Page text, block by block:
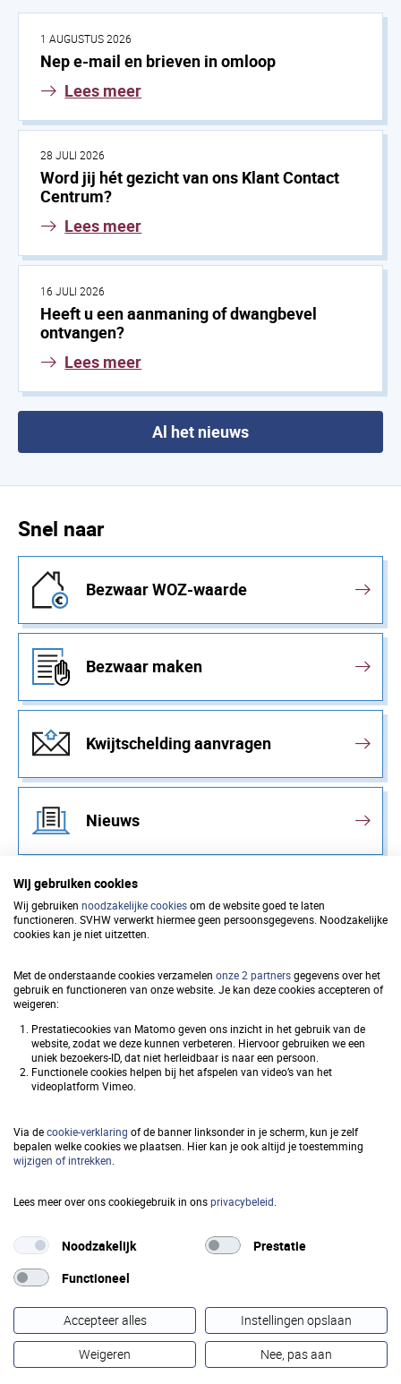
Nep e-mail en brieven in omloop
1 AUGUSTUS 2026
Lees meer
Word jij hét gezicht van ons Klant Contact
Centrum?
28 JULI 2026
Lees meer
Heeft u een aanmaning of dwangbevel
ontvangen?
16 JULI 2026
Lees meer
Al het nieuws
Snel naar
Bezwaar WOZ-waarde
Bezwaar maken
Kwijtschelding aanvragen
Nieuws
Samenwerkingsverband
Vastgoedinformatie Heffing en
Waardebepaling (SVHW)
Snel naar
Toegankelijkheid
Cookieverklaring
Volg ons op
Wij gebruiken cookies
Wij gebruiken noodzakelijke cookiesom de website goed te laten
functioneren. SVHW verwerkt hiermee geen persoonsgegevens. Noodzakelijke
cookies kan je niet uitzetten.
Met de onderstaande cookies verzamelen onze 2 partnersgegevens over het
gebruik en functioneren van onze website. Je kan deze cookies accepteren of
weigeren:
Prestatiecookies van Matomo geven ons inzicht in het gebruik van de
website, zodat we deze kunnen verbeteren. Hiervoor gebruiken we een
uniek bezoekers-ID, dat niet herleidbaar is naar een persoon.
Functionele cookies helpen bij het afspelen van video’s van het
videoplatform Vimeo.
Via decookie-verklaring of de banner linksonder in je scherm, kun je zelf
bepalen welke cookies we plaatsen. Hier kan je ook altijd je toestemming
wijzigen of intrekken
Lees meer over ons cookiegebruik in onsprivacybeleid
Noodzakelijk
Prestatie
Functioneel
Accepteer alles
Instellingen opslaan
Weigeren
Nee, pas aan